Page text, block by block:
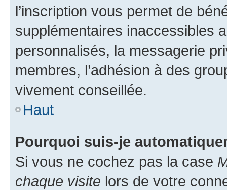
l’inscription vous permet de
supplémentaires inaccessibles
personnalisés, la messagerie
membres, l’adhésion à des
vivement conseillée.
Haut
Pourquoi suis-je
Si vous ne cochez pas la case
chaque visite lors de votre